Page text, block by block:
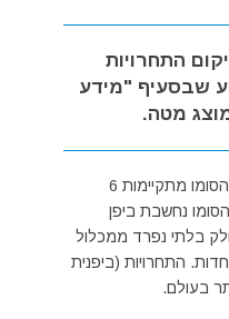
התחרויות
שבסעיף "מידע
מטה.
התחרויות הגדולות של האבקות הסומו מתקיימות 6
נחשבת ביפן
בלתי נפרד ממכלול
התחרויות (ביפנית
בעולם.